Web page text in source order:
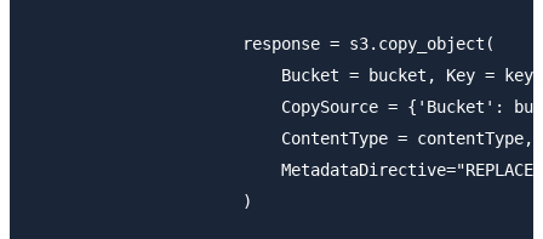
                      response = s3.copy_object(
                          Bucket = bucket, Key = key,
CopySource = {'Bucket':
                          ContentType = contentType,
                          MetadataDirective="REPLACE"
                      )